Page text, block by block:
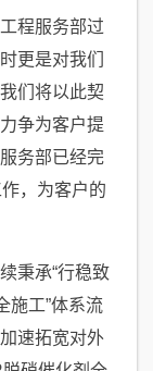
程服务部过
更是对我们
们将以此契
争为客户提
务部已经完
，为客户的
秉承“行稳致
施工”体系流
速拓宽对外